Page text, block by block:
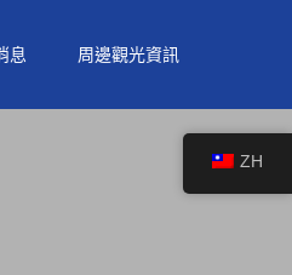
息 周邊觀光資訊
ZH